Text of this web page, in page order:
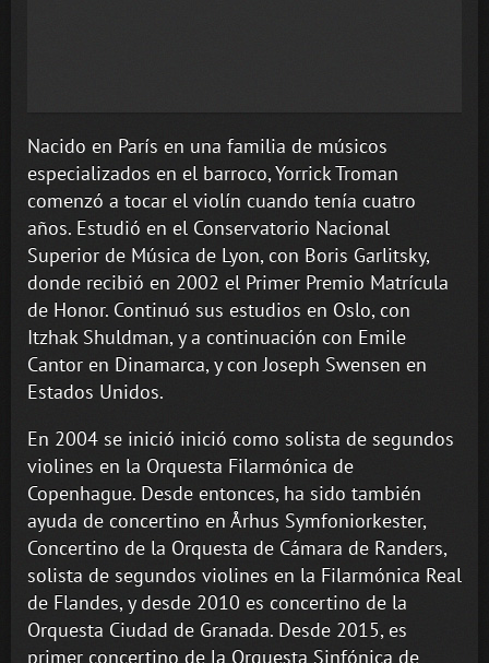
Nacido en París en una familia de músicos
especializados en el barroco, Yorrick Troman
comenzó a tocar el violín cuando tenía cuatro
años. Estudió en el Conservatorio Nacional
Superior de Música de Lyon, con Boris Garlitsky,
donde recibió en 2002 el Primer Premio Matrícula
de Honor. Continuó sus estudios en Oslo, con
Itzhak Shuldman, y a continuación con Emile
Cantor en Dinamarca, y con Joseph Swensen en
Estados Unidos.
En 2004 se inició inició como solista de segundos
violines en la Orquesta Filarmónica de
Copenhague. Desde entonces, ha sido también
ayuda de concertino en Århus Symfoniorkester,
Concertino de la Orquesta de Cámara de Randers,
solista de segundos violines en la Filarmónica Real
de Flandes, y desde 2010 es concertino de la
Orquesta Ciudad de Granada. Desde 2015, es
primer concertino de la Orquesta Sinfónica de